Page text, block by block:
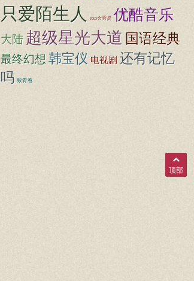
只爱陌生人 exo金秀贤 优酷音乐
大陆 超级星光大道 国语经典
最终幻想 韩宝仪 电视剧 还有记忆
吗 致青春
顶部